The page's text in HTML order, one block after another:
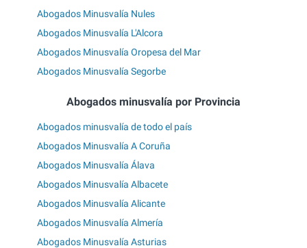
Abogados Minusvalía Nules
Abogados Minusvalía L'Alcora
Abogados Minusvalía Oropesa del Mar
Abogados Minusvalía Segorbe
Abogados minusvalía por Provincia
Abogados minusvalía de todo el país
Abogados Minusvalía A Coruña
Abogados Minusvalía Álava
Abogados Minusvalía Albacete
Abogados Minusvalía Alicante
Abogados Minusvalía Almería
Abogados Minusvalía Asturias